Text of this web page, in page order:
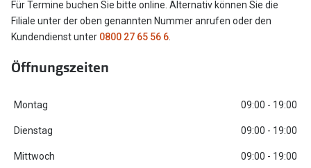
Brillen 2 für 1
20% auf selbsttönende Gläser
Back to School: 50% auf die zweite Kinderbrille
Trends
Nuance Audio Brille
Ray-Ban Meta
Zubehör
Für Termine buchen Sie bitte online. Alternativ können Sie die
Filiale unter der oben genannten Nummer anrufen oder den
Kundendienst unter 0800 27 65 56 6
Öffnungszeiten
Montag 09:00 - 19:00
Dienstag 09:00 - 19:00
Mittwoch 09:00 - 19:00